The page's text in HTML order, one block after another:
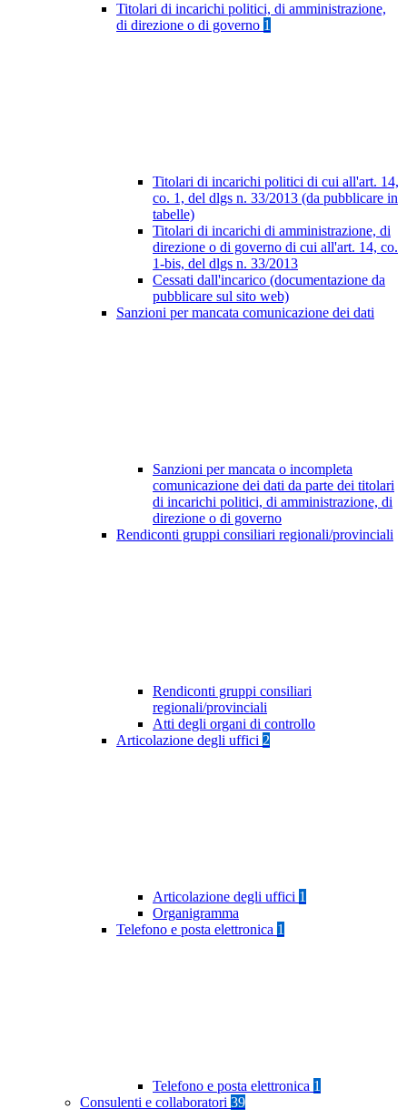
Titolari di incarichi politici, di amministrazione,
di direzione o di governo 1
Titolari di incarichi politici di cui all'art. 14,
co. 1, del dlgs n. 33/2013 (da pubblicare in
tabelle)
Titolari di incarichi di amministrazione, di
direzione o di governo di cui all'art. 14, co.
1-bis, del dlgs n. 33/2013
Cessati dall'incarico (documentazione da
pubblicare sul sito web)
Sanzioni per mancata comunicazione dei dati
Sanzioni per mancata o incompleta
comunicazione dei dati da parte dei titolari
di incarichi politici, di amministrazione, di
direzione o di governo
Rendiconti gruppi consiliari regionali/provinciali
Rendiconti gruppi consiliari
regionali/provinciali
Atti degli organi di controllo
Articolazione degli uffici 2
Articolazione degli uffici 1
Organigramma
Telefono e posta elettronica 1
Telefono e posta elettronica 1
Consulenti e collaboratori 39